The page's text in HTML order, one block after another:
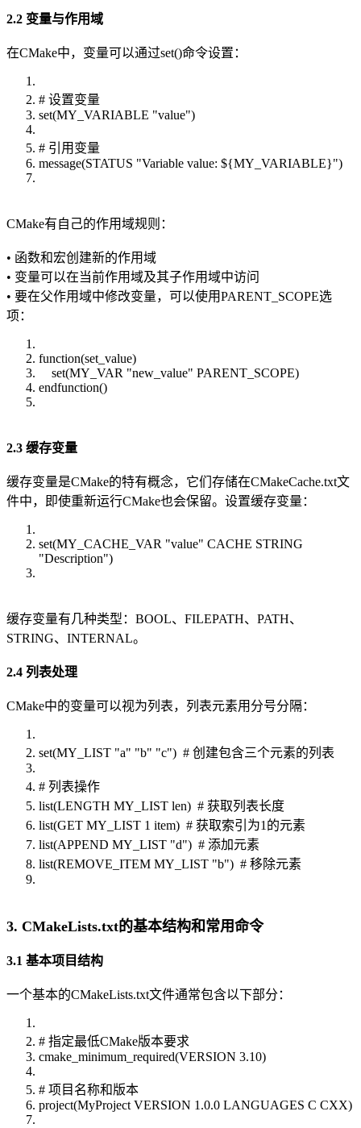
2.2 变量与作用域
在CMake中，变量可以通过set()命令设置：
# 设置变量
set(MY_VARIABLE "value")
# 引用变量
message(STATUS "Variable value: ${MY_VARIABLE}")
CMake有自己的作用域规则：
• 函数和宏创建新的作用域
• 变量可以在当前作用域及其子作用域中访问
• 要在父作用域中修改变量，可以使用PARENT_SCOPE选
项：
function(set_value)
set(MY_VAR "new_value" PARENT_SCOPE)
endfunction()
2.3 缓存变量
缓存变量是CMake的特有概念，它们存储在CMakeCache.txt文
件中，即使重新运行CMake也会保留。设置缓存变量：
set(MY_CACHE_VAR "value" CACHE STRING
"Description")
缓存变量有几种类型：BOOL、FILEPATH、PATH、
STRING、INTERNAL。
2.4 列表处理
CMake中的变量可以视为列表，列表元素用分号分隔：
set(MY_LIST "a" "b" "c") # 创建包含三个元素的列表
# 列表操作
list(LENGTH MY_LIST len) # 获取列表长度
list(GET MY_LIST 1 item) # 获取索引为1的元素
list(APPEND MY_LIST "d") # 添加元素
list(REMOVE_ITEM MY_LIST "b") # 移除元素
3. CMakeLists.txt的基本结构和常用命令
3.1 基本项目结构
一个基本的CMakeLists.txt文件通常包含以下部分：
# 指定最低CMake版本要求
cmake_minimum_required(VERSION 3.10)
# 项目名称和版本
project(MyProject VERSION 1.0.0 LANGUAGES C CXX)